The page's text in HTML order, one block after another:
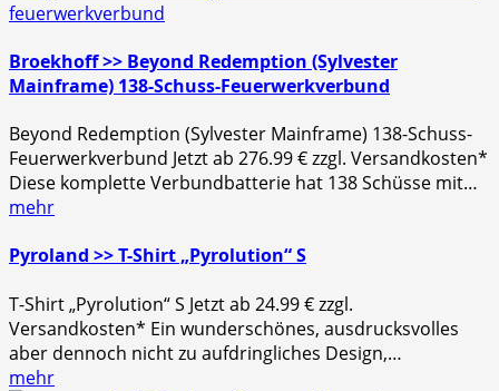
Broekhoff >> Beyond Redemption (Sylvester
Mainframe) 138-Schuss-Feuerwerkverbund
Beyond Redemption (Sylvester Mainframe) 138-Schuss-
Feuerwerkverbund Jetzt ab 276.99 € zzgl. Versandkosten*
Diese komplette Verbundbatterie hat 138 Schüsse mit…
mehr
Pyroland >> T-Shirt „Pyrolution“ S
T-Shirt „Pyrolution“ S Jetzt ab 24.99 € zzgl.
Versandkosten* Ein wunderschönes, ausdrucksvolles
aber dennoch nicht zu aufdringliches Design,…
mehr